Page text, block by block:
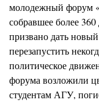
молодежный форум
собравшее более
призвано дать
перезапустить
политическое
форума возложили
студентам АГУ,